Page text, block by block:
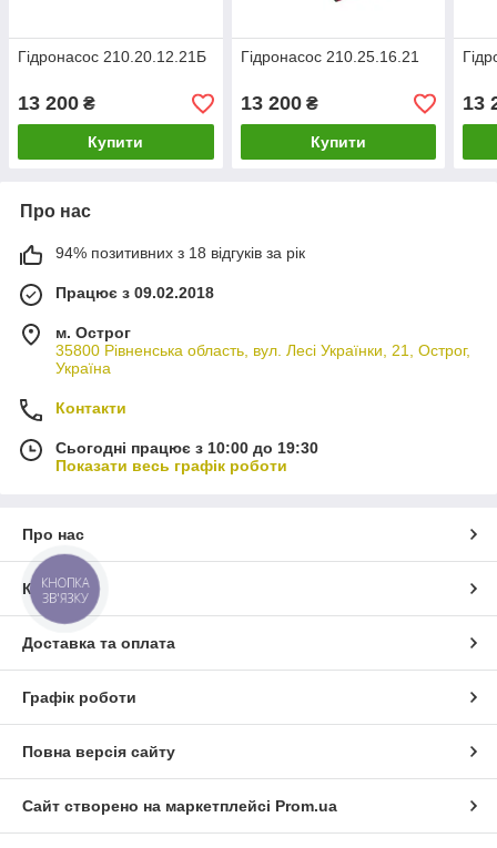
Гідронасос 210.20.12.21Б
13 200 ₴
Купити
Гідронасос 210.25.16.21
13 200₴
Купити
13
Про нас
94% позитивних з 18 відгуків за рік
Працює з 09.02.2018
м. Острог
35800 Рівненська область, вул. Лесі Українки, 21, Острог,
Україна
Контакти
Сьогодні працює з 10:00 до 19:30
Показати весь графік роботи
Про нас
Контакти
Доставка та оплата
Графік роботи
Повна версія сайту
Сайт створено на маркетплейсі Prom.ua
КНОПКА
ЗВ'ЯЗКУ